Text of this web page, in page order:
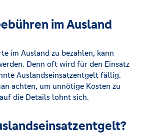
im Ausland
im Ausland zu bezahlen, kann
Denn oft wird für den Einsatz
Auslandseinsatzentgelt fällig.
achten, um unnötige Kosten zu
die Details lohnt sich.